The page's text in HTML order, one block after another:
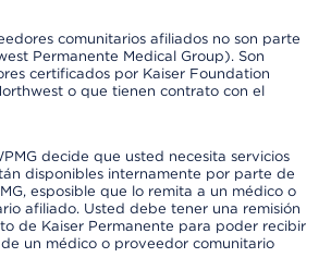
comunitarios afiliados no son parte
Permanente Medical Group). Son
certificados por Kaiser Foundation
o que tienen contrato con el
decide que usted necesita servicios
disponibles internamente por parte de
esposible que lo remita a un médico o
afiliado. Usted debe tener una remisión
de Kaiser Permanente para poder recibir
un médico o proveedor comunitario